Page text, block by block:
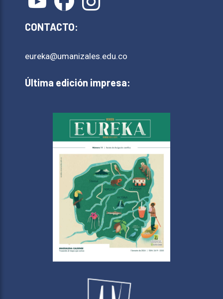
CONTACTO:
eureka@umanizales.edu.co
Última edición impresa: